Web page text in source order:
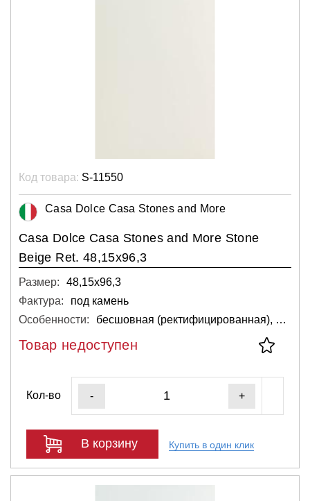
Код товара: S-11550
Casa Dolce Casa Stones and More
Casa Dolce Casa Stones and More Stone
Beige Ret. 48,15x96,3
Размер:
48,15х96,3
Фактура:
под камень
Особенности:
бесшовная (ректифицированная), для стен
Товар недоступен
Кол-во - +
В корзину Купить в один клик